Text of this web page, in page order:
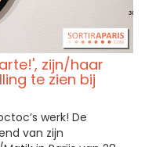
zijn/haar
te zien bij
werk! De
van zijn